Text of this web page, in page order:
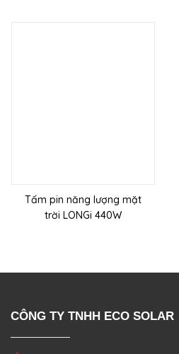
Tấm pin năng lượng mặt
trời LONGi 440W
CÔNG TY TNHH ECO SOLAR